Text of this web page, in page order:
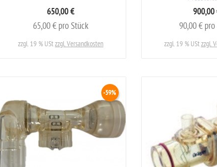
650,00 €
65,00 € pro Stück
zzgl. 19 % UStzzgl. Versandkosten
900,00
90,00 € pro
zzgl. 19 % UStzzgl.
-59%